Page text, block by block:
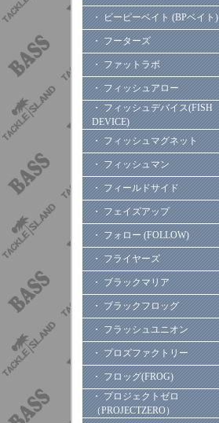
・ ビーピーベイト (BPベイト)
・ フーターズ
・ ファットラボ
・ フィッシュアロー
・ フィッシュデバイス(FISH
DEVICE)
・ フィッシュマグネット
・ フィッシュマン
・ フィールドサイド
・ フェイズアップ
・ フォロー (FOLLOW)
・ フライヤーズ
・ ブラックマリア
・ ブラックフロッグ
・ フラッシュユニオン
・ プロズファクトリー
・ フロッグ(FROG)
・ プロジェクトゼロ
（PROJECTZERO）